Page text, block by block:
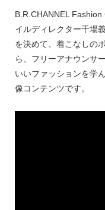
B.R.CHANNEL
イルディレクター干場
を決めて、着こなしの
ら、フリーアナウンサ
いいファッションを学
像コンテンツです。